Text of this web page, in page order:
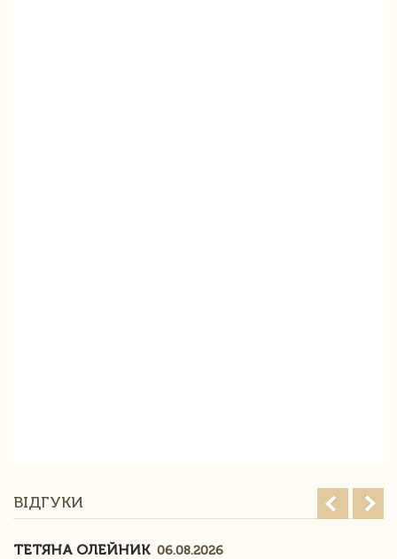
ВІДГУКИ
ТЕТЯНА ОЛЕЙНИК 06.08.2026